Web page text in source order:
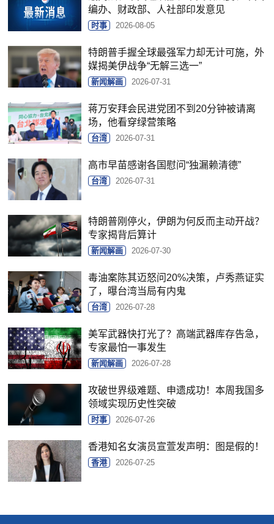
编办、财政部、人社部印发意见
时事 2026-08-05
特朗普手握全球最强军力却无计可施，外
媒揭美伊战争“无解三选一”
新闻解画 2026-07-31
蒋万安拜会民进党团不到20分钟被请离
场，他看穿绿营策略
台湾 2026-07-31
高市早苗感谢各国慰问“独漏赖清德”
台湾 2026-07-31
特朗普刚停火，伊朗为何反而主动开战？
专家揭背后算计
新闻解画 2026-07-30
毒油案陈其迈怒问20%决策，卢秀燕证实
了，曝台湾当局有内鬼
台湾 2026-07-28
美军武器快打光了？高端武器库存告急，
专家最怕一事发生
新闻解画 2026-07-28
攻破世界级难题、申遗成功！本周我国多
领域实现历史性突破
时事 2026-07-26
香港知名女演员宣萱发声明：图是假的！
香港 2026-07-25